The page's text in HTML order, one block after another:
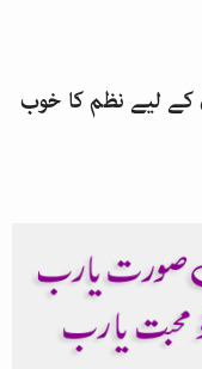
کے لیے نظم کا خوب